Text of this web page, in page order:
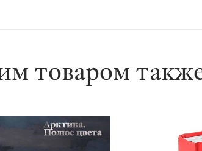
товаром